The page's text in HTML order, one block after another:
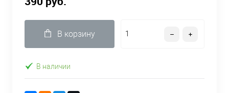
В корзину
В наличии